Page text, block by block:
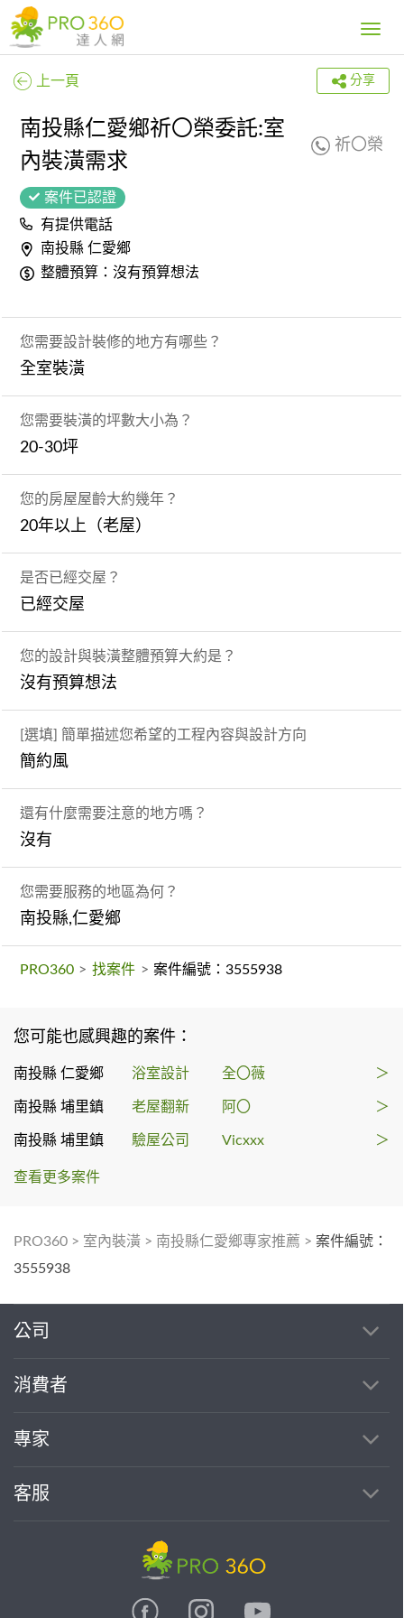
Toggle
上一頁 分享
南投縣仁愛鄉祈〇榮委託:室
內裝潢需求
祈〇榮
案件已認證
有提供電話
南投縣 仁愛鄉
整體預算：沒有預算想法
您需要設計裝修的地方有哪些？
全室裝潢
您需要裝潢的坪數大小為？
20-30坪
您的房屋屋齡大約幾年？
20年以上（老屋）
是否已經交屋？
已經交屋
您的設計與裝潢整體預算大約是？
沒有預算想法
[選填] 簡單描述您希望的工程內容與設計方向
簡約風
還有什麼需要注意的地方嗎？
沒有
您需要服務的地區為何？
南投縣,仁愛鄉
PRO360 > 找案件 > 案件編號：3555938
您可能也感興趣的案件：
南投縣 仁愛鄉 浴室設計 全〇薇 ＞
南投縣 埔里鎮 老屋翻新 阿〇 ＞
南投縣 埔里鎮 驗屋公司 Vicxxx ＞
查看更多案件
PRO360 > 室內裝潢 > 南投縣仁愛鄉專家推薦 > 案件編號：
3555938
公司
消費者
專家
客服